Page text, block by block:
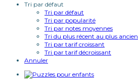
Tri par défaut
Tri par défaut
Tri par popularité
Tri par notes moyennes
Tri du plus récent au plus ancien
Tri par tarif croissant
Tri par tarif décroissant
Annuler